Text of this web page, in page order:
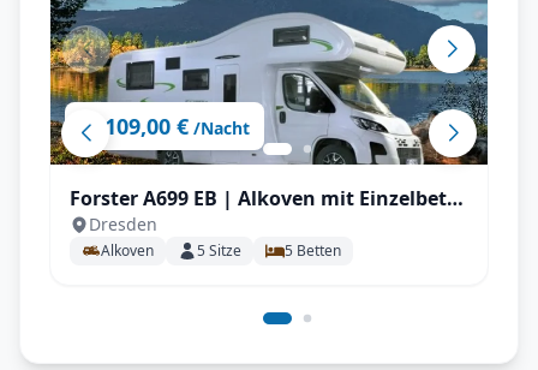
ab 109,00 € /Nacht
Forster A699 EB | Alkoven mit Einzelbett
für bis zu 5 P.
Dresden
Alkoven 5Sitze 5 Betten